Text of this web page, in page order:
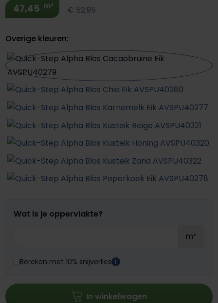
47,45 m² € 52,95
Overige kleuren:
Wat is je oppervlakte?
m²
Bereken met 10% snijverlies i
In winkelwagen